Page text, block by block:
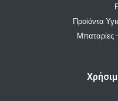
Προϊόντα
Μπαταρίες